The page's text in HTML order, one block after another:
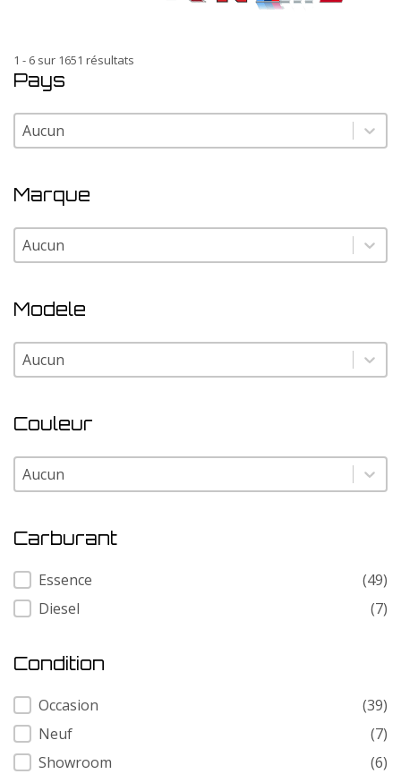
1 - 6 sur 1651 résultats
Pays
Pays
Pays
Marque
Marque
Marque
Modele
Modele
Modele
Couleur
Couleur
Couleur
Carburant
Carburant
Essence
(49)
Diesel
(7)
Condition
Condition
Occasion
(39)
Neuf
(7)
Showroom
(6)